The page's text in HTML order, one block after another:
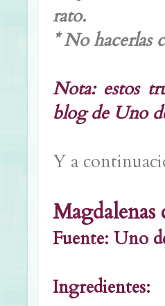
rato.
* No hacerlas
Nota: estos
blog de Uno
Y a
Fuente: Uno
Ingredientes: